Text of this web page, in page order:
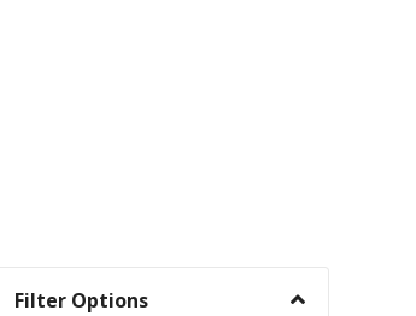
Filter Options